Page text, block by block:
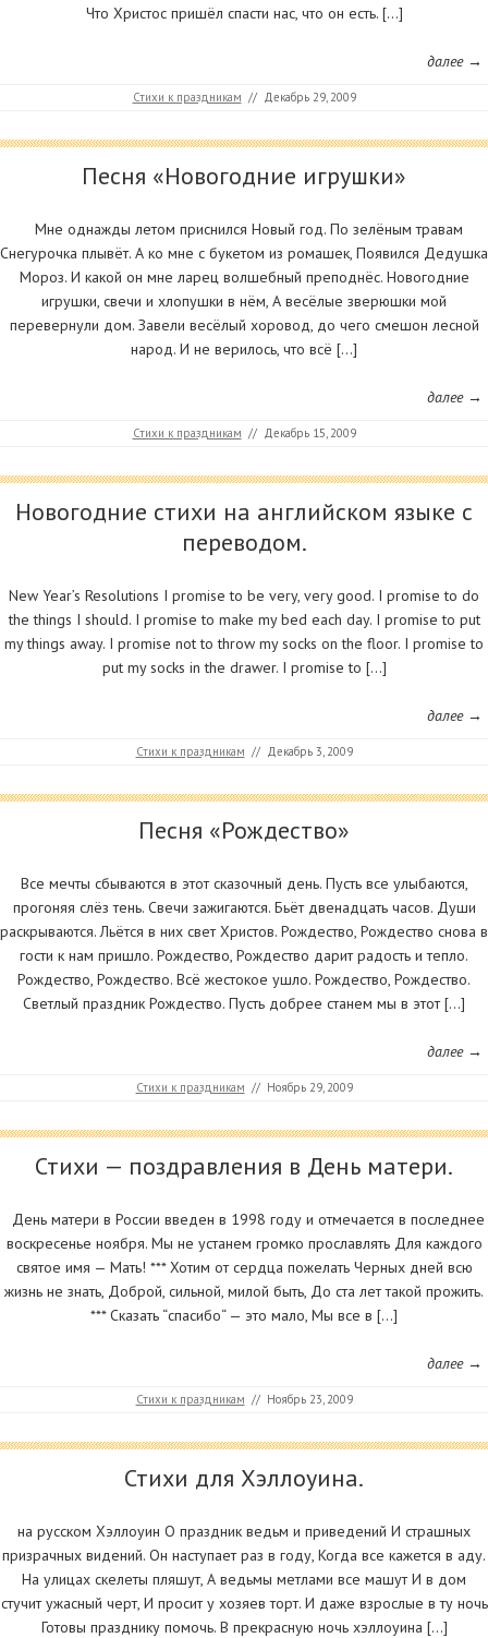
Что Христос пришёл спасти нас, что он есть. […]
далее →
Стихи к праздникам // Декабрь 29, 2009
Песня «Новогодние игрушки»
Мне однажды летом приснился Новый год. По зелёным травам
Снегурочка плывёт. А ко мне с букетом из ромашек, Появился Дедушка
Мороз. И какой он мне ларец волшебный преподнёс. Новогодние
игрушки, свечи и хлопушки в нём, А весёлые зверюшки мой
перевернули дом. Завели весёлый хоровод, до чего смешон лесной
народ. И не верилось, что всё […]
далее →
Стихи к праздникам // Декабрь 15, 2009
Новогодние стихи на английском языке с
переводом.
New Year’s Resolutions I promise to be very, very good. I promise to do
the things I should. I promise to make my bed each day. I promise to put
my things away. I promise not to throw my socks on the floor. I promise to
put my socks in the drawer. I promise to […]
далее →
Стихи к праздникам // Декабрь 3, 2009
Песня «Рождество»
Все мечты сбываются в этот сказочный день. Пусть все улыбаются,
прогоняя слёз тень. Свечи зажигаются. Бьёт двенадцать часов. Души
раскрываются. Льётся в них свет Христов. Рождество, Рождество снова в
гости к нам пришло. Рождество, Рождество дарит радость и тепло.
Рождество, Рождество. Всё жестокое ушло. Рождество, Рождество.
Светлый праздник Рождество. Пусть добрее станем мы в этот […]
далее →
Стихи к праздникам // Ноябрь 29, 2009
Стихи — поздравления в День матери.
День матери в России введен в 1998 году и отмечается в последнее
воскресенье ноября. Мы не устанем громко прославлять Для каждого
святое имя — Мать! *** Хотим от сердца пожелать Черных дней всю
жизнь не знать, Доброй, сильной, милой быть, До ста лет такой прожить.
*** Сказать “спасибо“ — это мало, Мы все в […]
далее →
Стихи к праздникам // Ноябрь 23, 2009
Стихи для Хэллоуина.
на русском Хэллоуин О праздник ведьм и приведений И страшных
призрачных видений. Он наступает раз в году, Когда все кажется в аду.
На улицах скелеты пляшут, А ведьмы метлами все машут И в дом
стучит ужасный черт, И просит у хозяев торт. И даже взрослые в ту ночь
Готовы празднику помочь. В прекрасную ночь хэллоуина […]